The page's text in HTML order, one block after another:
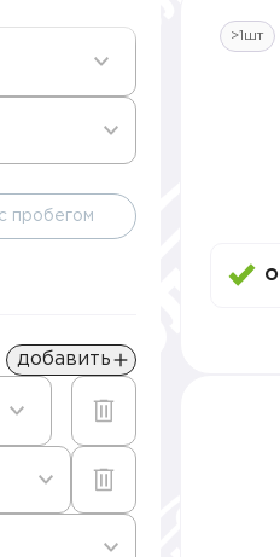
с пробегом
добавить
>1шт